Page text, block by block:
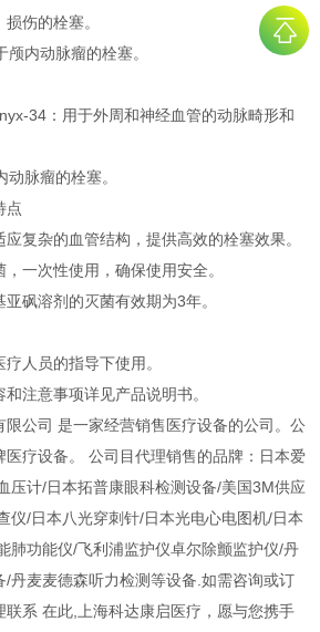
伤的栓塞。
内动脉瘤的栓塞。
34：用于外周和神经血管的动脉畸形和
脉瘤的栓塞。
点
复杂的血管结构，提供高效的栓塞效果。
一次性使用，确保使用安全。
砜溶剂的灭菌有效期为3年。
人员的指导下使用。
注意事项详见产品说明书。
限公司 是一家经营销售医疗设备的公司。公
医疗设备。 公司目代理销售的品牌：日本爱
压计/日本拓普康眼科检测设备/美国3M供应
仪/日本八光穿刺针/日本光电心电图机/日本
肺功能仪/飞利浦监护仪卓尔除颤监护仪/丹
/丹麦麦德森听力检测等设备.如需咨询或订
联系 在此,上海科达康启医疗，愿与您携手